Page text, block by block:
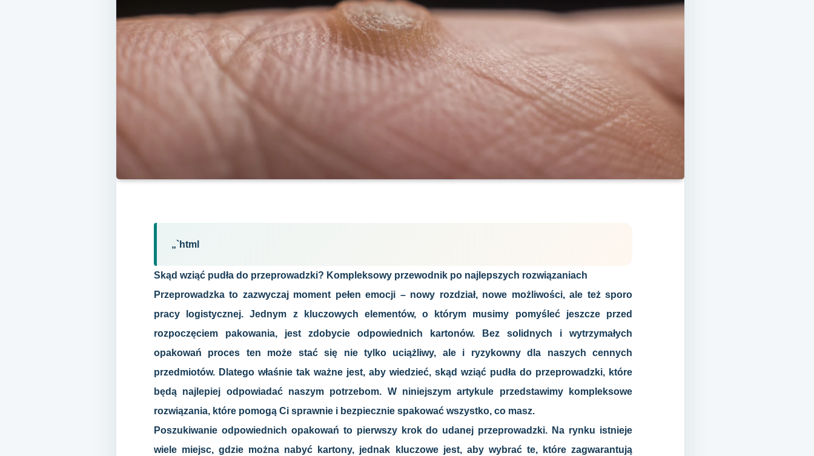
„`html
Skąd wziąć pudła do przeprowadzki? Kompleksowy przewodnik po najlepszych rozwiązaniach
Przeprowadzka to zazwyczaj moment pełen emocji – nowy rozdział, nowe możliwości, ale też sporo
pracy logistycznej. Jednym z kluczowych elementów, o którym musimy pomyśleć jeszcze przed
rozpoczęciem pakowania, jest zdobycie odpowiednich kartonów. Bez solidnych i wytrzymałych
opakowań proces ten może stać się nie tylko uciążliwy, ale i ryzykowny dla naszych cennych
przedmiotów. Dlatego właśnie tak ważne jest, aby wiedzieć, skąd wziąć pudła do przeprowadzki, które
będą najlepiej odpowiadać naszym potrzebom. W niniejszym artykule przedstawimy kompleksowe
rozwiązania, które pomogą Ci sprawnie i bezpiecznie spakować wszystko, co masz.
Poszukiwanie odpowiednich opakowań to pierwszy krok do udanej przeprowadzki. Na rynku istnieje
wiele miejsc, gdzie można nabyć kartony, jednak kluczowe jest, aby wybrać te, które zagwarantują